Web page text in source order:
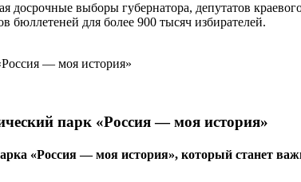
выборы губернатора, депутатов
для более 900 тысяч избирателей.
парк «Россия — моя история»
«Россия — моя история», который